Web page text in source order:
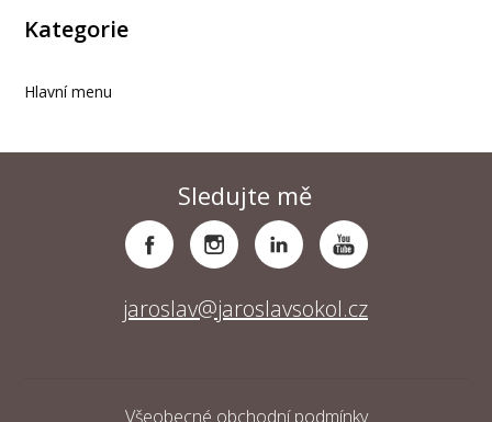
Kategorie
Hlavní menu
Sledujte mě
jaroslav@jaroslavsokol.cz
Všeobecné obchodní podmínky